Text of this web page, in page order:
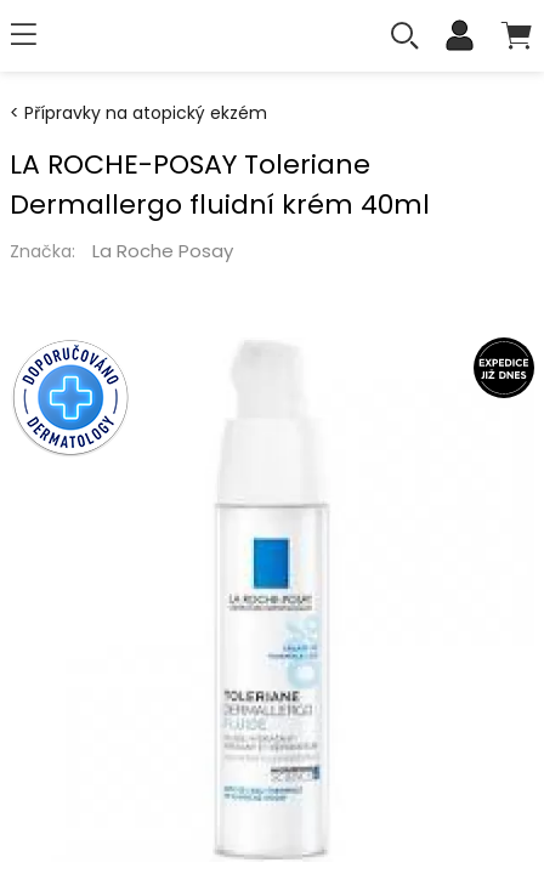
Přípravky na atopický ekzém
LA ROCHE-POSAY Toleriane
Dermallergo fluidní krém 40ml
Značka: La Roche Posay